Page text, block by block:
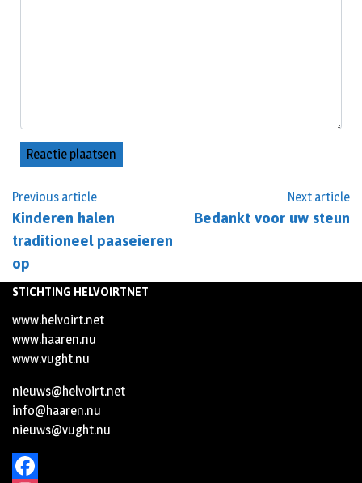
Previous article
Kinderen halen
traditioneel paaseieren
op
Next article
Bedankt voor uw steun
STICHTING HELVOIRTNET
www.helvoirt.net
www.haaren.nu
www.vught.nu
nieuws@helvoirt.net
info@haaren.nu
nieuws@vught.nu